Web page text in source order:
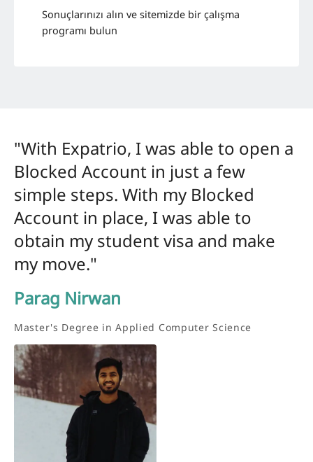
Sonuçlarınızı alın ve sitemizde bir çalışma
programı bulun
"With Expatrio, I was able to open a
Blocked Account in just a few
simple steps. With my Blocked
Account in place, I was able to
obtain my student visa and make
my move."
Parag Nirwan
Master's Degree in Applied Computer Science